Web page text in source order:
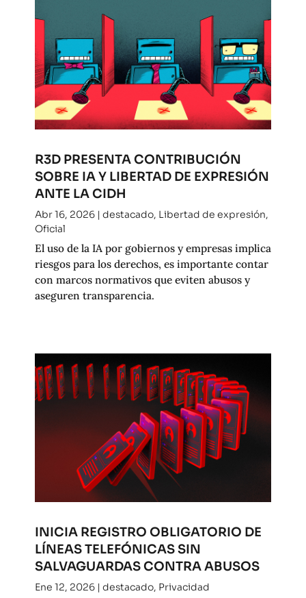
R3D PRESENTA CONTRIBUCIÓN
SOBRE IA Y LIBERTAD DE EXPRESIÓN
ANTE LA CIDH
Abr 16, 2026| destacado, Libertad de expresión,
Oficial
El uso de la IA por gobiernos y empresas implica
riesgos para los derechos, es importante contar
con marcos normativos que eviten abusos y
aseguren transparencia.
INICIA REGISTRO OBLIGATORIO DE
LÍNEAS TELEFÓNICAS SIN
SALVAGUARDAS CONTRA ABUSOS
Ene 12, 2026| destacado, Privacidad